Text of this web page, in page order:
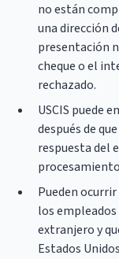
no están
una dirección
presentación
cheque o el
rechazado.
USCIS puede
después de
respuesta del
Pueden ocurrir
los
extranjero y
Estados